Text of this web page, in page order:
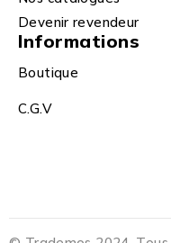
Devenir revendeur
Informations
Boutique
C.G.V